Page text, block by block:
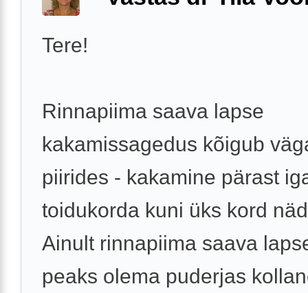
Tere!
Rinnapiima saava lapse
kakamissagedus kõigub
piirides - kakamine pärast
toidukorda kuni üks kord
Ainult rinnapiima saava
peaks olema puderjas